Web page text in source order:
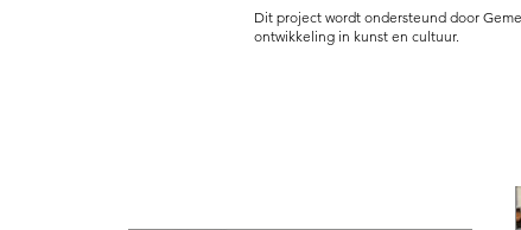
Dit project wordt ondersteund door
ontwikkeling in kunst en cultuur.